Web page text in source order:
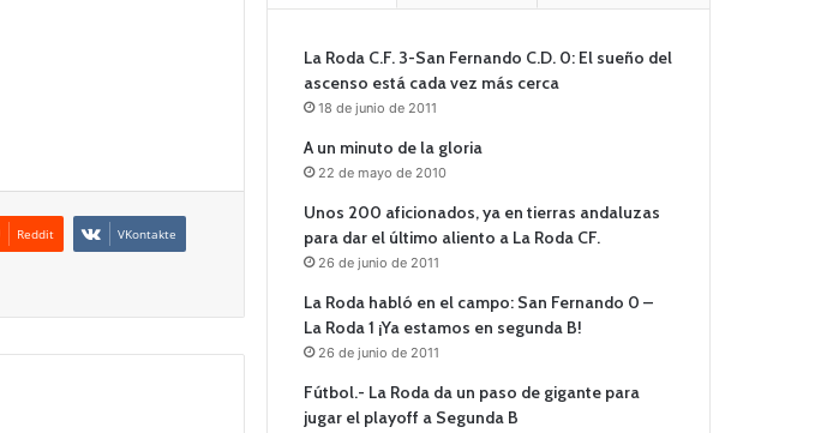
Reddit VKontakte
La Roda C.F. 3-San Fernando C.D. 0: El sueño del
ascenso está cada vez más cerca
18 de junio de 2011
A un minuto de la gloria
22 de mayo de 2010
Unos 200 aficionados, ya en tierras andaluzas
para dar el último aliento a La Roda CF.
26 de junio de 2011
La Roda habló en el campo: San Fernando 0 –
La Roda 1 ¡Ya estamos en segunda B!
26 de junio de 2011
Fútbol.- La Roda da un paso de gigante para
jugar el playoff a Segunda B